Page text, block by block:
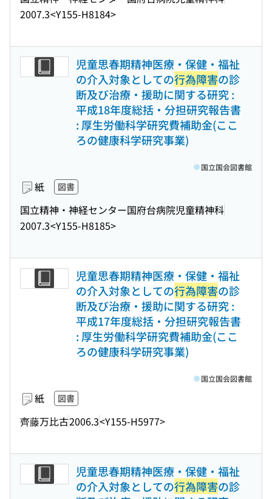
2007.3<Y155-H8184>
児童思春期精神医療・保健・福祉
の介入対象としての行為障害の診
断及び治療・援助に関する研究 :
平成18年度総括・分担研究報告書
: 厚生労働科学研究費補助金(ここ
ろの健康科学研究事業)
紙 図書
国立精神・神経センター国府台病院児童精神科
2007.3<Y155-H8185>
国立国会図書館
児童思春期精神医療・保健・福祉
の介入対象としての行為障害の診
断及び治療・援助に関する研究 :
平成17年度総括・分担研究報告書
: 厚生労働科学研究費補助金(ここ
ろの健康科学研究事業)
紙 図書
齊藤万比古2006.3<Y155-H5977>
国立国会図書館
児童思春期精神医療・保健・福祉
の介入対象としての行為障害の診